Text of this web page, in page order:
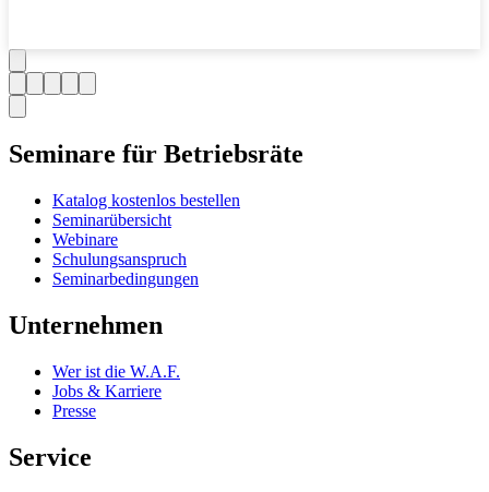
Seminare für Betriebsräte
Katalog kostenlos bestellen
Seminarübersicht
Webinare
Schulungsanspruch
Seminarbedingungen
Unternehmen
Wer ist die W.A.F.
Jobs & Karriere
Presse
Service